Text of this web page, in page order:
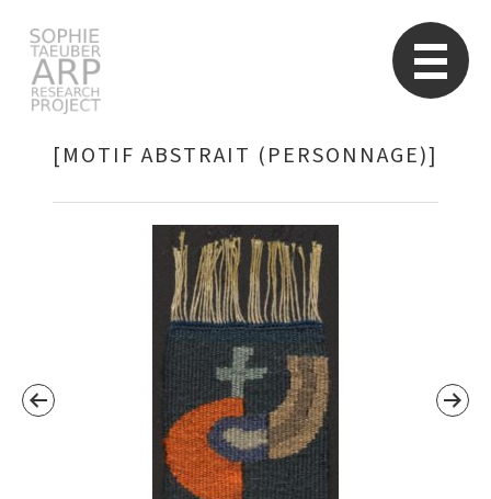
Suchen
[MOTIF ABSTRAIT (PERSONNAGE)]